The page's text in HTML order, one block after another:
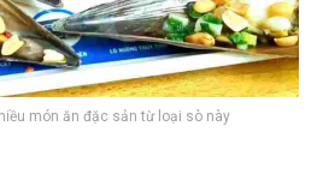
món ăn đặc sản từ loại sò này